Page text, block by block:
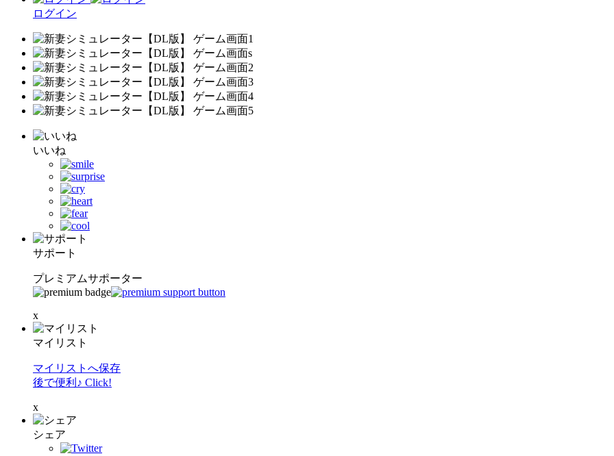
ログイン
いいね
サポート
プレミアムサポーター
x
マイリスト
マイリストへ保存
後で便利♪ Click!
x
シェア